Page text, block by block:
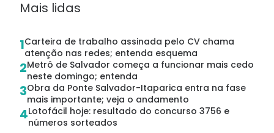
Mais lidas
1Carteira de trabalho assinada pelo CV chama
atenção nas redes; entenda esquema
2Metrô de Salvador começa a funcionar mais cedo
neste domingo; entenda
3Obra da Ponte Salvador-Itaparica entra na fase
mais importante; veja o andamento
4Lotofácil hoje: resultado do concurso 3756 e
números sorteados